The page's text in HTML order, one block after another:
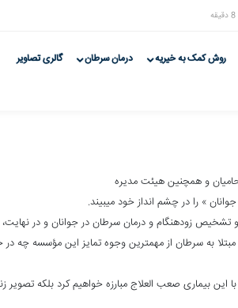
روش کمک به خیریه درمان سرطان گالری تصاویر
و همچنین هیئت مدیره
» را در چشم انداز خود میبیند.
و تشخیص زودهنگام و درمان سرطان در جوانان و در
مبتلا به سرطان از مهمترین وجوه تمایز این مؤسسه
این بیماری صعب العلاج مبارزه خواهیم کرد بلکه